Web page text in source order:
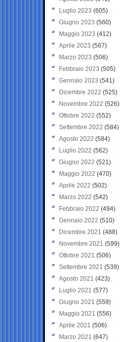
Luglio 2023 (605)
Giugno 2023 (560)
Maggio 2023 (412)
Aprile 2023 (567)
Marzo 2023 (506)
Febbraio 2023 (505)
Gennaio 2023 (541)
Dicembre 2022 (525)
Novembre 2022 (526)
Ottobre 2022 (552)
Settembre 2022 (584)
Agosto 2022 (584)
Luglio 2022 (562)
Giugno 2022 (521)
Maggio 2022 (470)
Aprile 2022 (502)
Marzo 2022 (542)
Febbraio 2022 (494)
Gennaio 2022 (510)
Dicembre 2021 (488)
Novembre 2021 (599)
Ottobre 2021 (506)
Settembre 2021 (539)
Agosto 2021 (423)
Luglio 2021 (577)
Giugno 2021(559)
Maggio 2021 (556)
Aprile 2021 (506)
Marzo 2021 (647)